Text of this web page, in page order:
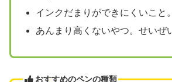
インクだまりができにくいこと。
あんまり高くないやつ。せいぜ
おすすめのペンの種類